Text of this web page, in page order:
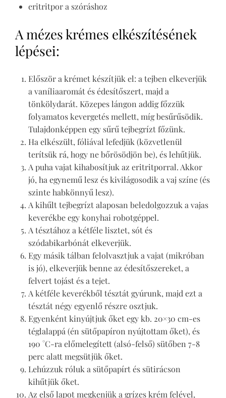
eritritpor a szóráshoz
A mézes krémes elkészítésének
lépései:
Először a krémet készítjük el: a tejben elkeverjük
a vaníliaaromát és édesítőszert, majd a
tönkölydarát. Közepes lángon addig főzzük
folyamatos kevergetés mellett, míg besűrűsödik.
Tulajdonképpen egy sűrű tejbegrízt főzünk.
Ha elkészült, fóliával lefedjük (közvetlenül
terítsük rá, hogy ne bőrösödjön be), és lehűtjük.
A puha vajat kihabosítjuk az eritritporral. Akkor
jó, ha egynemű lesz és kivilágosodik a vaj színe (és
szinte habkönnyű lesz).
A kihűlt tejbegrízt alaposan beledolgozzuk a vajas
keverékbe egy konyhai robotgéppel.
A tésztához a kétféle lisztet, sót és
szódabikarbónát elkeverjük.
Egy másik tálban felolvasztjuk a vajat (mikróban
is jó), elkeverjük benne az édesítőszereket, a
felvert tojást és a tejet.
A kétféle keverékből tésztát gyúrunk, majd ezt a
tésztát négy egyenlő részre osztjuk.
Egyenként kinyújtjuk őket egy kb. 20×30 cm-es
téglalappá (én sütőpapíron nyújtottam őket), és
190 °C-ra előmelegített (alsó-felső) sütőben 7-8
perc alatt megsütjük őket.
Lehúzzuk róluk a sütőpapírt és sütirácson
kihűtjük őket.
Az első lapot megkenjük a grízes krém felével,